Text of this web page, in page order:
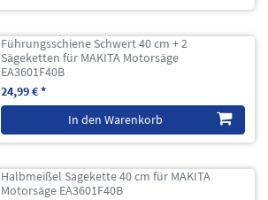
Führungsschiene Schwert 40 cm + 2
Sägeketten für MAKITA Motorsäge
EA3601F40B
24,99 € *
In den Warenkorb
Halbmeißel Sägekette 40 cm für MAKITA
Motorsäge EA3601F40B